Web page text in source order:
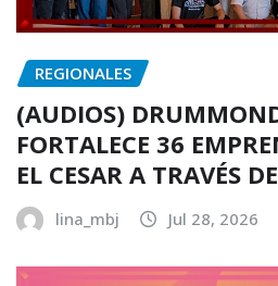
REGIONALES
(AUDIOS)
FORTALECE 36
EL CESAR A TRAVÉS
lina_mbj Jul 28, 2026